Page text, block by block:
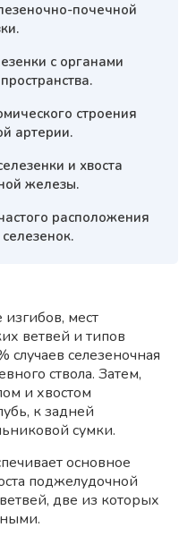
почечной
с органами
строения
артерии.
и хвоста
железы.
расположения
мест
ветвей и типов
случаев селезеночная
ствола. Затем,
и хвостом
к задней
сумки.
основное
поджелудочной
две из которых